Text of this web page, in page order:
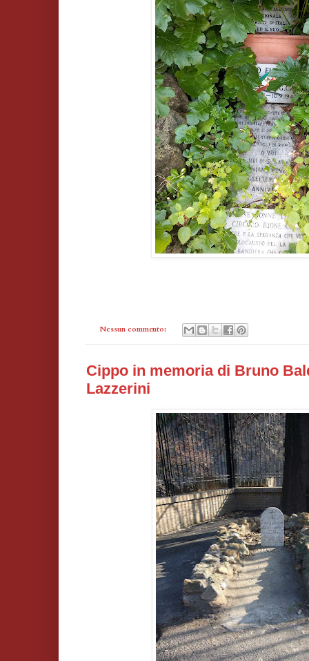
Nessun commento:
Cippo in memoria di Bruno
Lazzerini